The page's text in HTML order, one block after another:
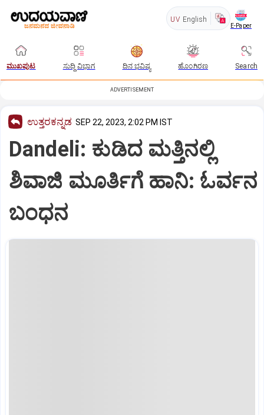
UV English
E-Paper
ಮುಖಪುಟ ಸುದ್ದಿ ವಿಭಾಗ ದಿನ ಭವಿಷ್ಯ ಹೊಂಗಿರಣ Search
ADVERTISEMENT
ಉತ್ತರಕನ್ನಡ SEP 22, 2023, 2:02 PM IST
Dandeli: ಕುಡಿದ ಮತ್ತಿನಲ್ಲಿ
ಶಿವಾಜಿ ಮೂರ್ತಿಗೆ ಹಾನಿ: ಓರ್ವನ
ಬಂಧನ